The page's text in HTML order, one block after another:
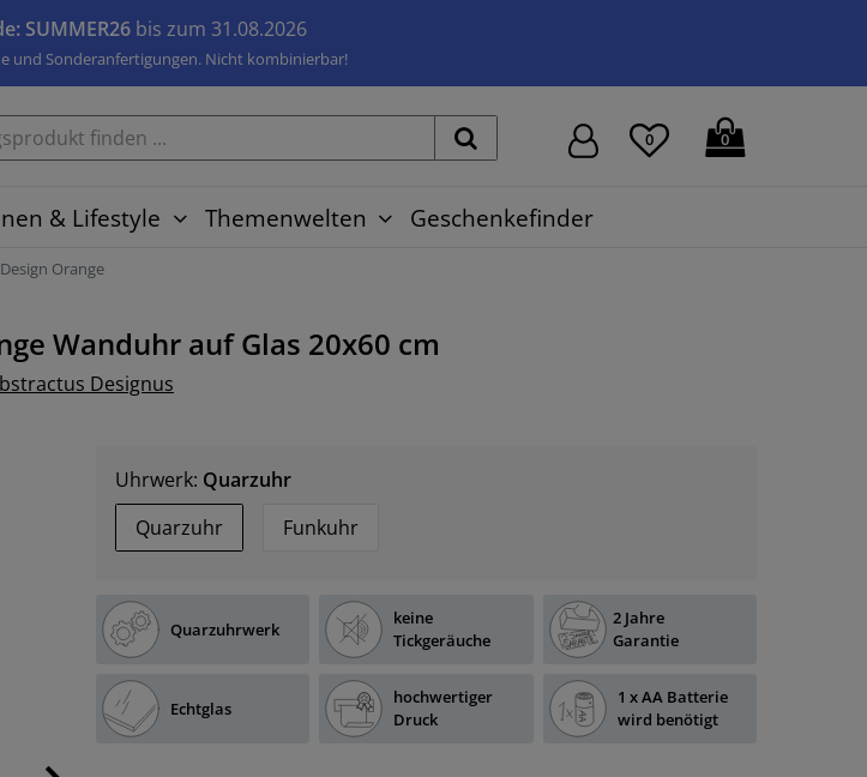
SUMMER26 bis zum 31.08.2026
und Sonderanfertigungen. Nicht kombinierbar!
0 0
& Lifestyle Themenwelten Geschenkefinder
Orange
Wanduhr auf Glas 20x60 cm
Designus
Uhrwerk: Quarzuhr
Quarzuhr
Funkuhr
Quarzuhrwerk
keine
Tickgeräuche
2 Jahre
Garantie
Echtglas
hochwertiger
Druck
1 x AA Batterie
wird benötigt